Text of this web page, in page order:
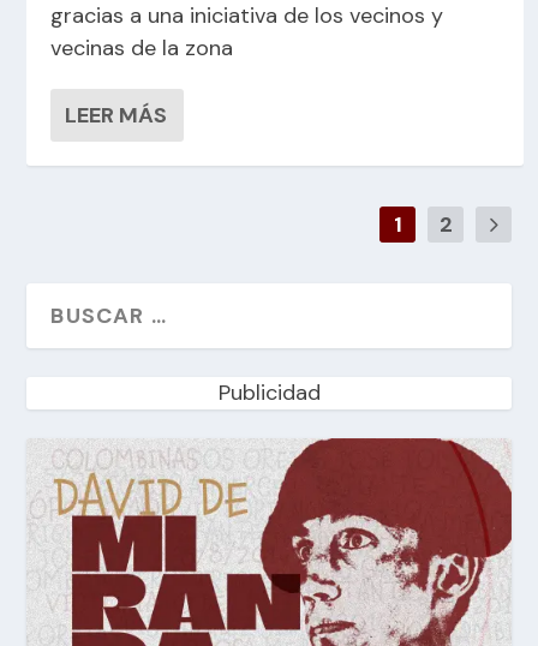
gracias a una iniciativa de los vecinos y
vecinas de la zona
LEER MÁS
1 2
Publicidad